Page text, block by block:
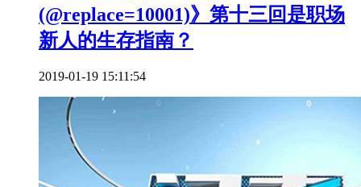
(@replace=10001)》第十三回是职场
新人的生存指南？
2019-01-19 15:11:54